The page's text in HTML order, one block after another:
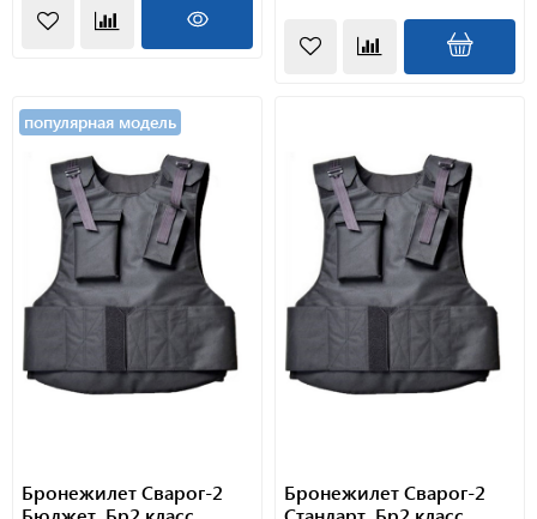
популярная модель
Бронежилет Сварог-2
Бронежилет Сварог-2